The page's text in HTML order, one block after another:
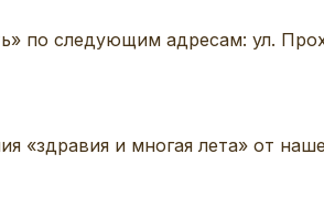
по следующим адресам: ул.
и многая лета» от